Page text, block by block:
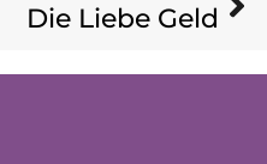
Die Liebe Geld